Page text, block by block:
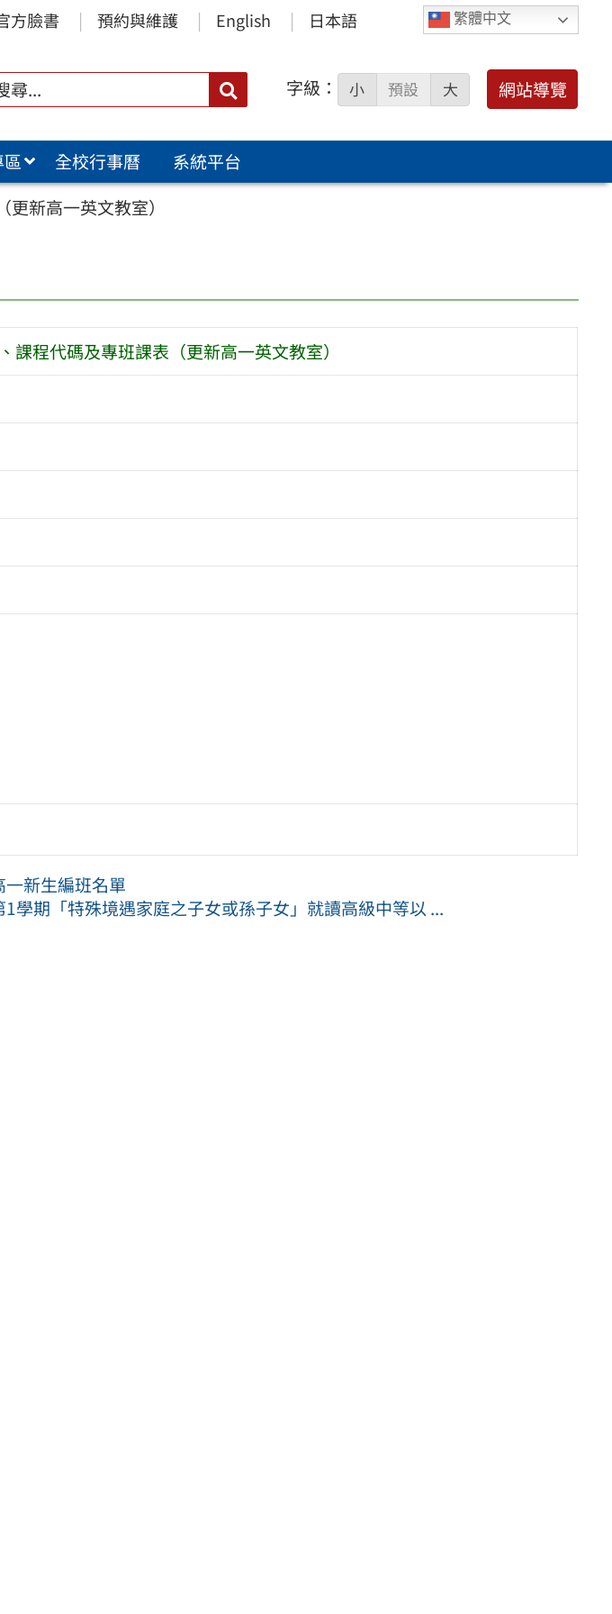
繁體中文
方臉書 預約與維護 English 日本語
搜
尋：
字級： 小 預設 大 網站導覽
全校行事曆
系統平台
新高一英文教室）
課程代碼及專班課表（更新高一英文教室）
新生編班名單
學期「特殊境遇家庭之子女或孫子女」就讀高級中等以 ...